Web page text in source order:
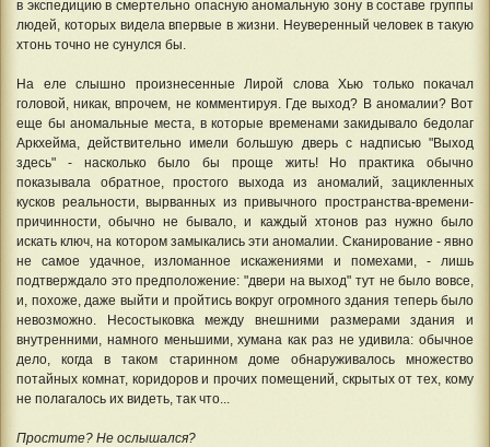
в экспедицию в смертельно опасную аномальную зону в составе группы
людей, которых видела впервые в жизни. Неуверенный человек в такую
хтонь точно не сунулся бы.
На еле слышно произнесенные Лирой слова Хью только покачал
головой, никак, впрочем, не комментируя. Где выход? В аномалии? Вот
еще бы аномальные места, в которые временами закидывало бедолаг
Аркхейма, действительно имели большую дверь с надписью "Выход
здесь" - насколько было бы проще жить! Но практика обычно
показывала обратное, простого выхода из аномалий, зацикленных
кусков реальности, вырванных из привычного пространства-времени-
причинности, обычно не бывало, и каждый хтонов раз нужно было
искать ключ, на котором замыкались эти аномалии. Сканирование - явно
не самое удачное, изломанное искажениями и помехами, - лишь
подтверждало это предположение: "двери на выход" тут не было вовсе,
и, похоже, даже выйти и пройтись вокруг огромного здания теперь было
невозможно. Несостыковка между внешними размерами здания и
внутренними, намного меньшими, хумана как раз не удивила: обычное
дело, когда в таком старинном доме обнаруживалось множество
потайных комнат, коридоров и прочих помещений, скрытых от тех, кому
не полагалось их видеть, так что...
Простите? Не ослышался?